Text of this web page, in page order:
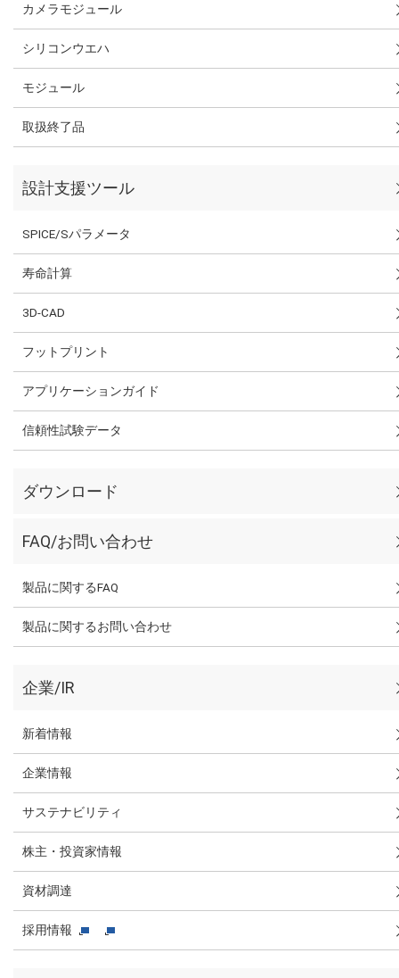
カメラモジュール
シリコンウエハ
モジュール
取扱終了品
設計支援ツール
SPICE/Sパラメータ
寿命計算
3D-CAD
フットプリント
アプリケーションガイド
信頼性試験データ
ダウンロード
FAQ/お問い合わせ
製品に関するFAQ
製品に関するお問い合わせ
企業/IR
新着情報
企業情報
サステナビリティ
株主・投資家情報
資材調達
採用情報